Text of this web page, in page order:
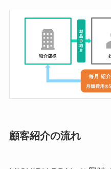
顧客紹介の流れ